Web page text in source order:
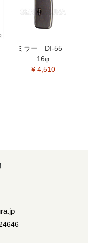
ミラー DI-55
16φ
¥ 4,510